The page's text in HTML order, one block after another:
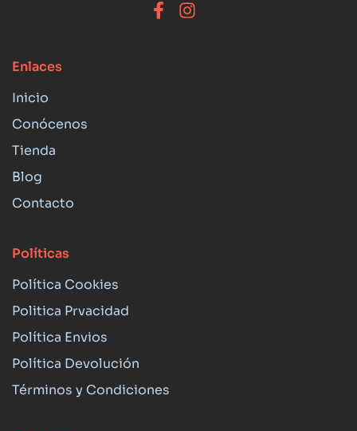
Enlaces
Inicio
Conócenos
Tienda
Blog
Contacto
Políticas
Política Cookies
Politica Prvacidad
Política Envios
Política Devolución
Términos y Condiciones